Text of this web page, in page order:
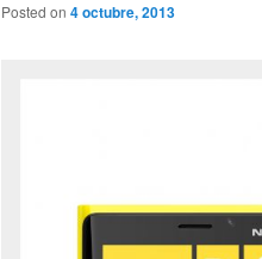
Posted on 4 octubre, 2013